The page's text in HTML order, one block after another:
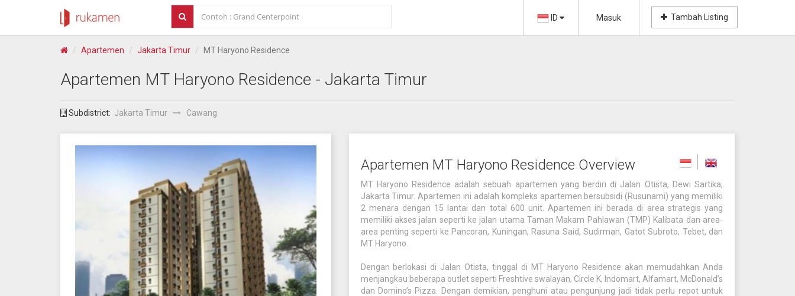
ID Masuk Tambah Listing
Apartemen Jakarta Timur MT Haryono Residence
Apartemen MT Haryono Residence - Jakarta Timur
Subdistrict: Jakarta Timur Cawang
Apartemen MT Haryono Residence Overview
MT Haryono Residence adalah sebuah apartemen yang berdiri di Jalan Otista, Dewi Sartika,
Jakarta Timur. Apartemen ini adalah kompleks apartemen bersubsidi (Rusunami) yang memiliki
2 menara dengan 15 lantai dan total 600 unit. Apartemen ini berada di area strategis yang
memiliki akses jalan seperti ke jalan utama Taman Makam Pahlawan (TMP) Kalibata dan area-
area penting seperti ke Pancoran, Kuningan, Rasuna Said, Sudirman, Gatot Subroto, Tebet, dan
MT Haryono.
Dengan berlokasi di Jalan Otista, tinggal di MT Haryono Residence akan memudahkan Anda
menjangkau beberapa outlet seperti Freshtive swalayan, Circle K, Indomart, Alfamart, McDonald’s
dan Domino’s Pizza. Dengan demikian, penghuni atau pengunjung jadi tidak perlu repot untuk